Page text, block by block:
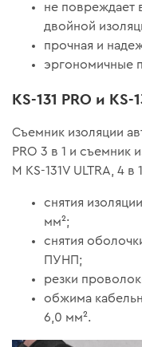
не повреждает
двойной
прочная и
эргономичные
KS-131 PRO и KS-
Съемник изоляции
PRO 3 в 1 и съемник
M KS-131V ULTRA, 4
снятия
мм²;
снятия
ПУНП;
резки
обжима
6,0 мм².